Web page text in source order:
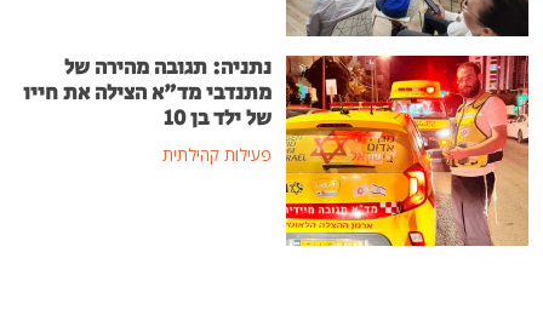
נתניה: תגובה מהירה של
מתנדבי מד"א הצילה את חייו
של ילד בן 10
פעילות קהילתית